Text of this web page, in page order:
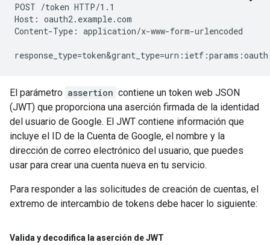
POST /token HTTP/1.1
Host: oauth2.example.com
Content-Type: application/x-www-form-urlencoded
El parámetro assertion contiene un token web JSON
(JWT) que proporciona una aserción firmada de la identidad
del usuario de Google. El JWT contiene información que
incluye el ID de la Cuenta de Google, el nombre y la
dirección de correo electrónico del usuario, que puedes
usar para crear una cuenta nueva en tu servicio.
Para responder a las solicitudes de creación de cuentas, el
extremo de intercambio de tokens debe hacer lo siguiente:
Valida y decodifica la aserción de JWT